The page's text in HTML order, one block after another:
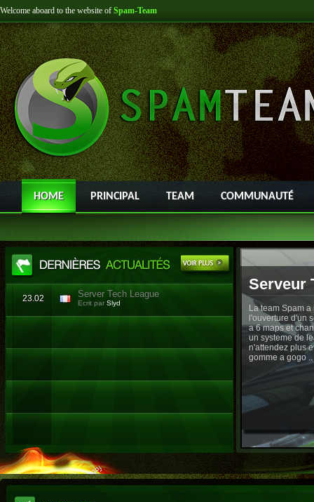
Welcome aboard to the website of Spam-Team
HOME PRINCIPAL TEAM COMMUNAUTÉ
23.02 Server Tech League
Ecrit par Slyd
Serveur
La team Spam
l'ouverture d'un
a 6 maps et
un systeme de
n'attendez plus
gomme a gogo ..